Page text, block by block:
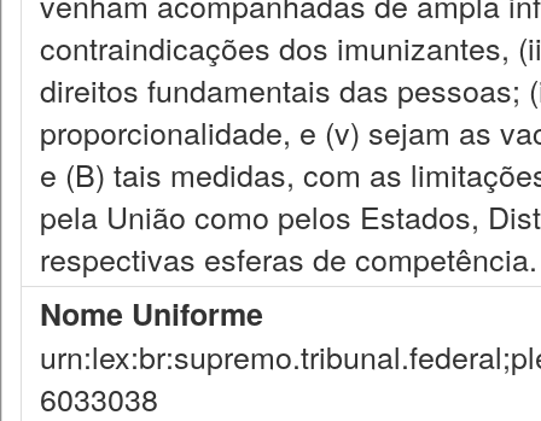
contraindicações dos imunizantes,
direitos fundamentais das pessoas;
proporcionalidade, e (v) sejam as
e (B) tais medidas, com as
pela União como pelos Estados,
respectivas esferas de competência.
Nome Uniforme
6033038